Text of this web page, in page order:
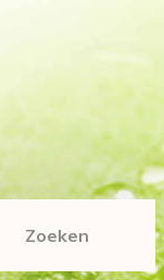
Zoeken